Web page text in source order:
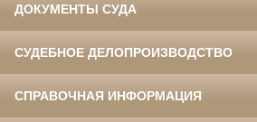
ДОКУМЕНТЫ СУДА
СУДЕБНОЕ ДЕЛОПРОИЗВОДСТВО
СПРАВОЧНАЯ ИНФОРМАЦИЯ